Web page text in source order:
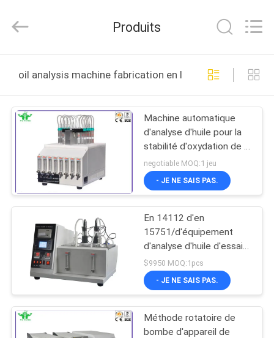
PRODUITS
SHOW
AU
SUJET
NOUS
VISITE
D'USINE
INSTRUMENT
Rights
Produits
oil analysis machine fabrication en ligne
Machine automatique
d'analyse d'huile pour la
stabilité d'oxydation de la
RENOMMÉE d'esters
méthyliques d'acide gras
negotiable MOQ:1 jeu
- JE NE SAIS PAS.
En 14112 d'en
15751/d'équipement
d'analyse d'huile d'essai
de stabilité d'oxydation
de biodiesel
$9950 MOQ:1pcs
- JE NE SAIS PAS.
Méthode rotatoire de
bombe d'appareil de